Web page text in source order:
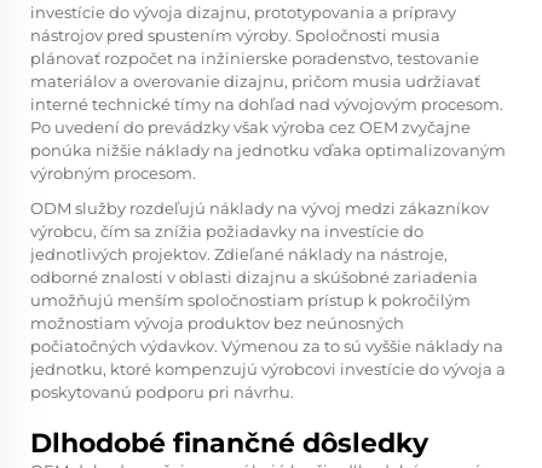
investície do vývoja dizajnu, prototypovania a prípravy
nástrojov pred spustením výroby. Spoločnosti musia
plánovať rozpočet na inžinierske poradenstvo, testovanie
materiálov a overovanie dizajnu, pričom musia udržiavať
interné technické tímy na dohľad nad vývojovým procesom.
Po uvedení do prevádzky však výroba cez OEM zvyčajne
ponúka nižšie náklady na jednotku vďaka optimalizovaným
výrobným procesom.
ODM služby rozdeľujú náklady na vývoj medzi zákazníkov
výrobcu, čím sa znížia požiadavky na investície do
jednotlivých projektov. Zdieľané náklady na nástroje,
odborné znalosti v oblasti dizajnu a skúšobné zariadenia
umožňujú menším spoločnostiam prístup k pokročilým
možnostiam vývoja produktov bez neúnosných
počiatočných výdavkov. Výmenou za to sú vyššie náklady na
jednotku, ktoré kompenzujú výrobcovi investície do vývoja a
poskytovanú podporu pri návrhu.
Dlhodobé finančné dôsledky